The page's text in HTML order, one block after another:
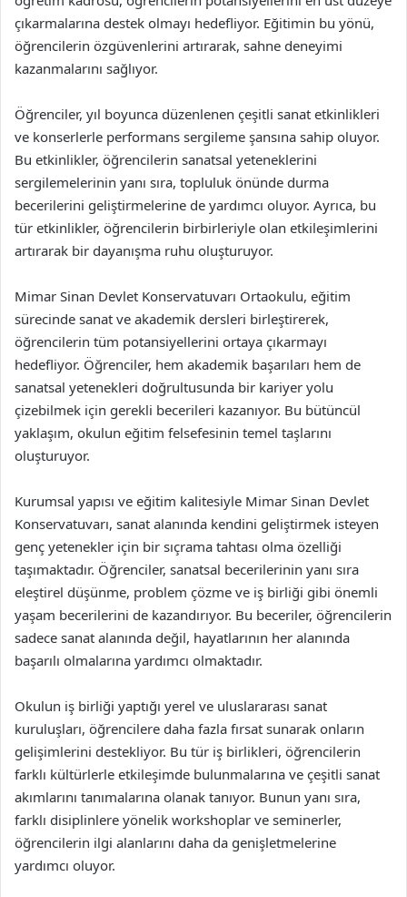
çıkarmalarına destek olmayı hedefliyor. Eğitimin bu yönü,
öğrencilerin özgüvenlerini artırarak, sahne deneyimi
kazanmalarını sağlıyor.
Öğrenciler, yıl boyunca düzenlenen çeşitli sanat etkinlikleri
ve konserlerle performans sergileme şansına sahip oluyor.
Bu etkinlikler, öğrencilerin sanatsal yeteneklerini
sergilemelerinin yanı sıra, topluluk önünde durma
becerilerini geliştirmelerine de yardımcı oluyor. Ayrıca, bu
tür etkinlikler, öğrencilerin birbirleriyle olan etkileşimlerini
artırarak bir dayanışma ruhu oluşturuyor.
Mimar Sinan Devlet Konservatuvarı Ortaokulu, eğitim
sürecinde sanat ve akademik dersleri birleştirerek,
öğrencilerin tüm potansiyellerini ortaya çıkarmayı
hedefliyor. Öğrenciler, hem akademik başarıları hem de
sanatsal yetenekleri doğrultusunda bir kariyer yolu
çizebilmek için gerekli becerileri kazanıyor. Bu bütüncül
yaklaşım, okulun eğitim felsefesinin temel taşlarını
oluşturuyor.
Kurumsal yapısı ve eğitim kalitesiyle Mimar Sinan Devlet
Konservatuvarı, sanat alanında kendini geliştirmek isteyen
genç yetenekler için bir sıçrama tahtası olma özelliği
taşımaktadır. Öğrenciler, sanatsal becerilerinin yanı sıra
eleştirel düşünme, problem çözme ve iş birliği gibi önemli
yaşam becerilerini de kazandırıyor. Bu beceriler, öğrencilerin
sadece sanat alanında değil, hayatlarının her alanında
başarılı olmalarına yardımcı olmaktadır.
Okulun iş birliği yaptığı yerel ve uluslararası sanat
kuruluşları, öğrencilere daha fazla fırsat sunarak onların
gelişimlerini destekliyor. Bu tür iş birlikleri, öğrencilerin
farklı kültürlerle etkileşimde bulunmalarına ve çeşitli sanat
akımlarını tanımalarına olanak tanıyor. Bunun yanı sıra,
farklı disiplinlere yönelik workshoplar ve seminerler,
öğrencilerin ilgi alanlarını daha da genişletmelerine
yardımcı oluyor.